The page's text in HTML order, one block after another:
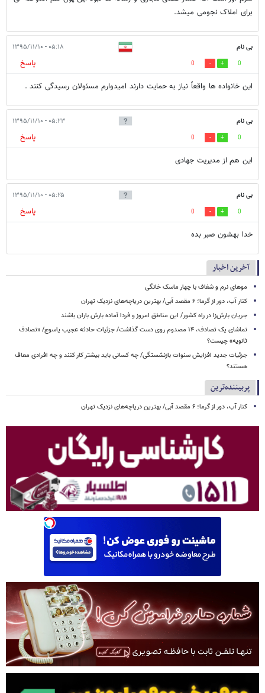
برای املاک نجومی میشد.
بی نام ۰۵:۱۸ - ۱۳۹۵/۱۱/۱۰
0
0
پاسخ
این خانواده ها واقعاً نیاز به حمایت دارند امیدوارم مسئولان رسیدگی کنند .
بی نام ۰۵:۲۳ - ۱۳۹۵/۱۱/۱۰
0
0
پاسخ
این هم از مدیریت جهادی
بی نام ۰۵:۲۵ - ۱۳۹۵/۱۱/۱۰
0
0
پاسخ
خدا بهشون صبر بده
آخرین اخبار
موهای نرم و شفاف با چهار ماسک خانگی
کنار آب، دور از گرما؛ ۶ مقصد آبی/ بهترین دریاچه‌های نزدیک تهران
جریان بارش‌زا در راه کشور/ این مناطق امروز و فردا آماده بارش باران باشند
تماشای یک تصادف، ۱۴ مصدوم روی دست گذاشت/ جزئیات حادثه عجیب یاسوج/ «تصادف
ثانویه» چیست؟
جزئیات جدید افزایش سنوات بازنشستگی/ چه کسانی باید بیشتر کار کنند و چه افرادی معاف
هستند؟
پربیننده‌ترین
کنار آب، دور از گرما؛ ۶ مقصد آبی/ بهترین دریاچه‌های نزدیک تهران